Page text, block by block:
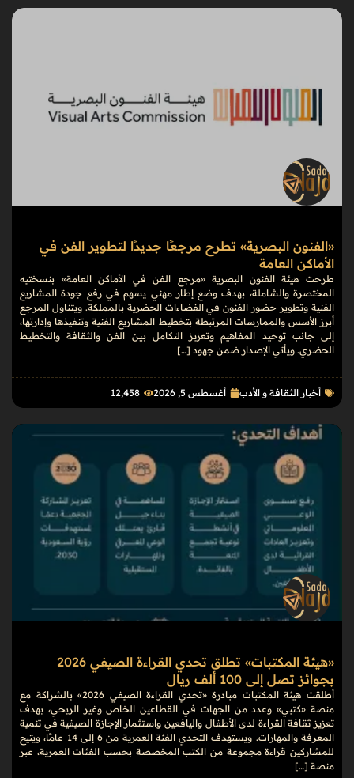
«الفنون البصرية» تطرح مرجعًا جديدًا لتطوير الفن في
الأماكن العامة
طرحت هيئة الفنون البصرية «مرجع الفن في الأماكن العامة» بنسختيه
المختصرة والشاملة، بهدف وضع إطار مهني يسهم في رفع جودة المشاريع
الفنية وتطوير حضور الفنون في الفضاءات الحضرية بالمملكة. ويتناول المرجع
أبرز الأسس والممارسات المرتبطة بتخطيط المشاريع الفنية وتنفيذها وإدارتها،
إلى جانب توحيد المفاهيم وتعزيز التكامل بين الفن والثقافة والتخطيط
الحضري. ويأتي الإصدار ضمن جهود […]
أخبار الثقافة و الأدب أغسطس 5, 2026 12٬458
«هيئة المكتبات» تطلق تحدي القراءة الصيفي 2026
بجوائز تصل إلى 100 ألف ريال
أطلقت هيئة المكتبات مبادرة «تحدي القراءة الصيفي 2026» بالشراكة مع
منصة «كتبي» وعدد من الجهات في القطاعين الخاص وغير الربحي، بهدف
تعزيز ثقافة القراءة لدى الأطفال واليافعين واستثمار الإجازة الصيفية في تنمية
المعرفة والمهارات. ويستهدف التحدي الفئة العمرية من 6 إلى 14 عامًا، ويتيح
للمشاركين قراءة مجموعة من الكتب المخصصة بحسب الفئات العمرية، عبر
منصة […]